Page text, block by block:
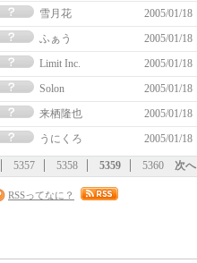
雪月花 2005/01/18
ふぁう 2005/01/18
Limit Inc. 2005/01/18
Solon 2005/01/18
来栖隆也 2005/01/18
うにくろ 2005/01/18
5357 5358 5359 5360 次へ
RSSってなに？